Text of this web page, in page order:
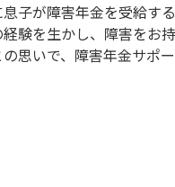
子が障害年金を受給す
験を生かし、障害をお
思いで、障害年金サポ